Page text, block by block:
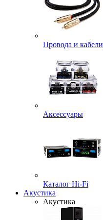
Провода и кабели
Аксессуары
Каталог Hi-Fi
Акустика
Акустика